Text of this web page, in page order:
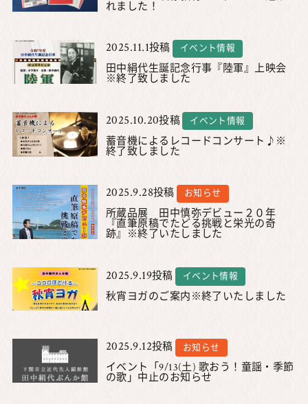
れました！
2025.11.1投稿 イベント情報
田中絹代生誕記念行事『陸軍』上映会
※終了致しました
2025.10.20投稿 イベント情報
蓄音機によるレコードコンサート♪※
終了致しました
2025.9.28投稿 お知らせ
所蔵品展 田中慎弥デビュー２０年
『直筆原稿でたどる挑戦と栄光の奇
跡』※終了いたしました
2025.9.19投稿 イベント情報
秋宵ヨガのご案内※終了いたしました
2025.9.12投稿 お知らせ
イベント「9/13(土) 歌おう！童謡・季節
の歌」中止のお知らせ